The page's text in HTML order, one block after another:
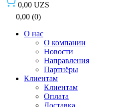
0,00 UZS
0,00 (0)
О нас
О компании
Новости
Направления
Партнёры
Клиентам
Клиентам
Оплата